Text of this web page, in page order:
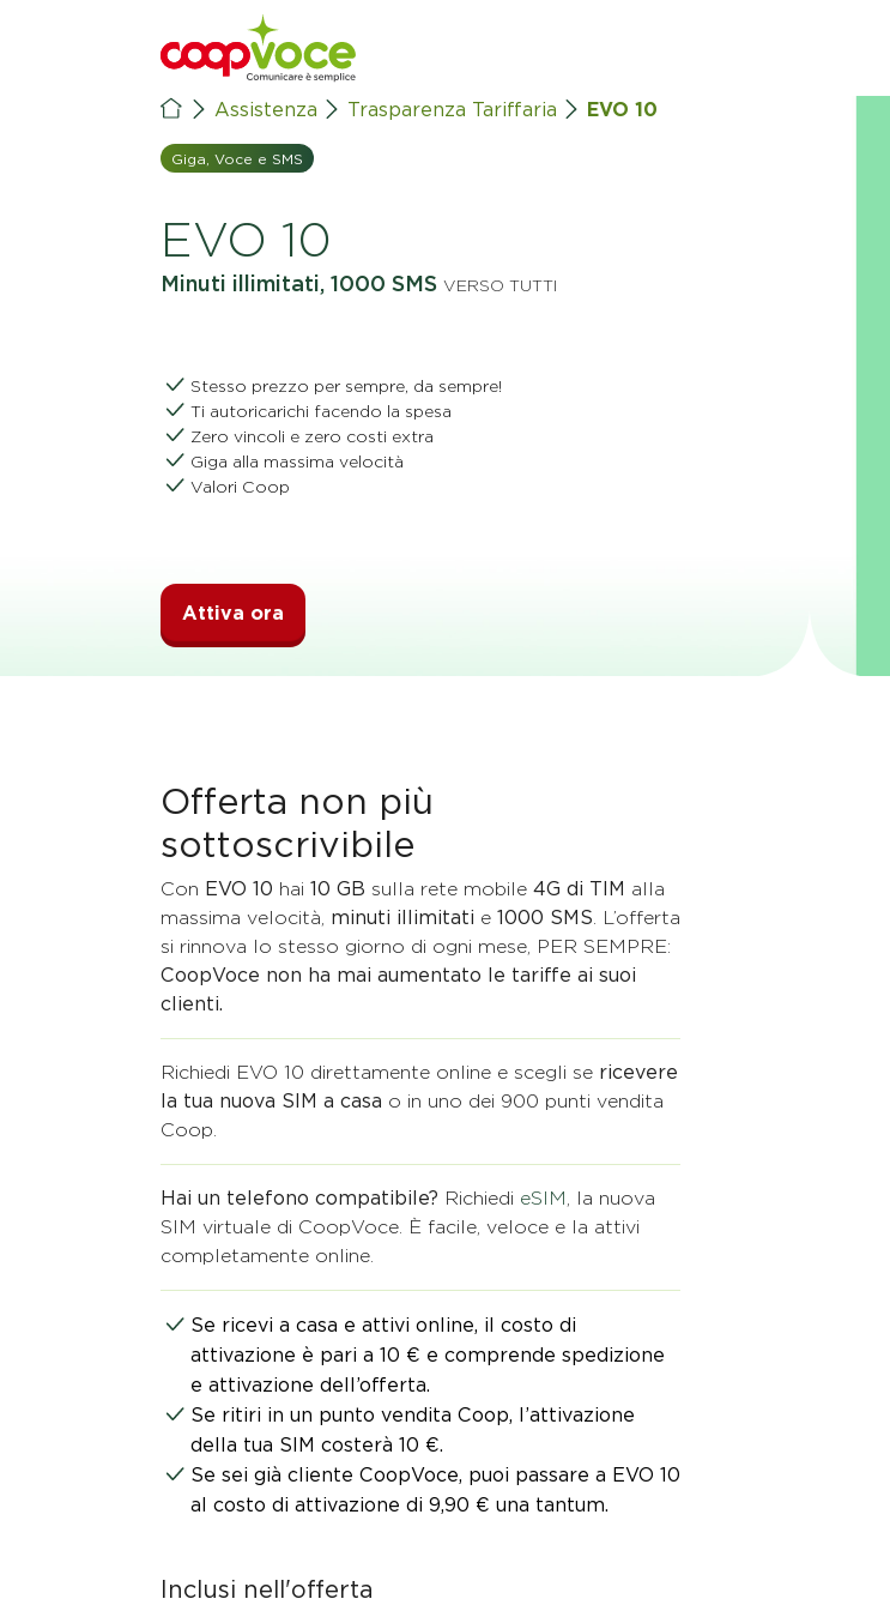
Assistenza Trasparenza Tariffaria EVO 10
Giga, Voce e SMS
EVO 10
Minuti illimitati, 1000 SMS VERSO TUTTI
Stesso prezzo per sempre, da sempre!
Ti autoricarichi facendo la spesa
Zero vincoli e zero costi extra
Giga alla massima velocità
Valori Coop
Attiva ora
Offerta non più
sottoscrivibile
Con EVO 10 hai10 GB sulla rete mobile4G di TIM alla
massima velocità, minuti illimitati e1000 SMS. L’offerta
si rinnova lo stesso giorno di ogni mese, PER SEMPRE:
CoopVoce non ha mai aumentato le tariffe ai suoi
clienti.​
Richiedi EVO 10 direttamente online e scegli se ricevere
la tua nuova SIM a casa o in uno dei 900 punti vendita
Coop.​
Hai un telefono compatibile? Richiedi eSIM, la nuova
SIM virtuale di CoopVoce. È facile, veloce e la attivi
completamente online.​
Se ricevi a casa e attivi online, il costo di
attivazione è pari a 10 € e comprende spedizione
e attivazione dell’offerta.
Se ritiri in un punto vendita Coop, l’attivazione
della tua SIM costerà 10 €.​
Se sei già cliente CoopVoce, puoi passare a EVO 10
al costo di attivazione di 9,90 € una tantum.​
Inclusi nell'offerta